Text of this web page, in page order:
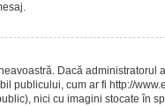
Dacă
publicului, cum ar fi http://
nici cu imagini stocate în